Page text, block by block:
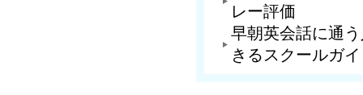
レー評価
早朝英会話に通
きるスクールガ